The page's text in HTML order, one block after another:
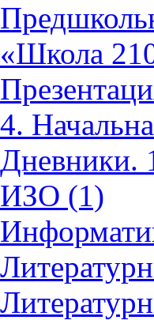
«Школа
4.
Дневники.
ИЗО (1)